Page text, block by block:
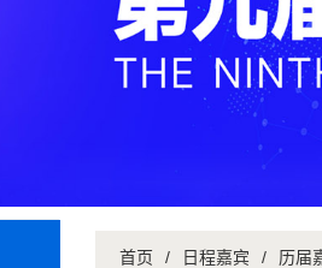
首页 / 日程嘉宾 / 历届